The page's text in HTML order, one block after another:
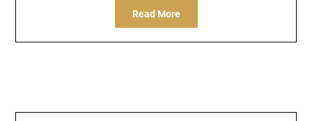
Read More